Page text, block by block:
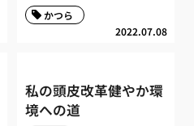
2022.07.08
かつら
私の頭皮改革健やか環
境への道